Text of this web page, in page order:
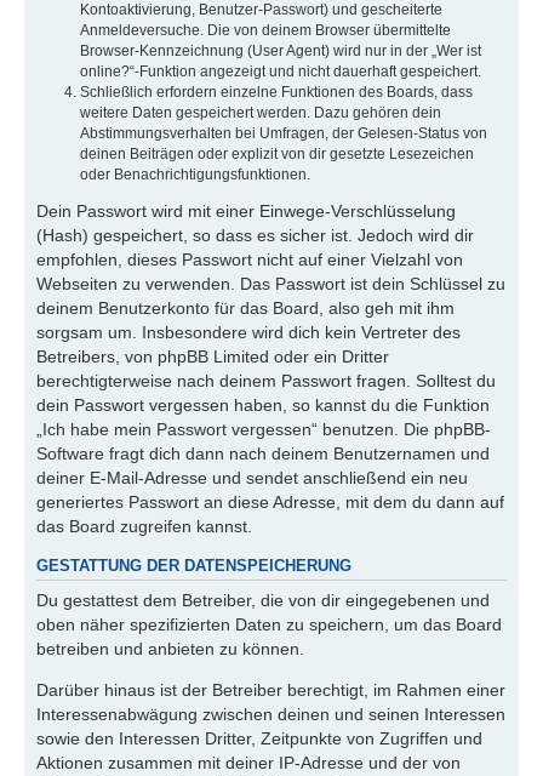
Kontoaktivierung, Benutzer-Passwort) und gescheiterte
Anmeldeversuche. Die von deinem Browser übermittelte
Browser-Kennzeichnung (User Agent) wird nur in der „Wer ist
online?“-Funktion angezeigt und nicht dauerhaft gespeichert.
Schließlich erfordern einzelne Funktionen des Boards, dass
weitere Daten gespeichert werden. Dazu gehören dein
Abstimmungsverhalten bei Umfragen, der Gelesen-Status von
deinen Beiträgen oder explizit von dir gesetzte Lesezeichen
oder Benachrichtigungsfunktionen.
Dein Passwort wird mit einer Einwege-Verschlüsselung
(Hash) gespeichert, so dass es sicher ist. Jedoch wird dir
empfohlen, dieses Passwort nicht auf einer Vielzahl von
Webseiten zu verwenden. Das Passwort ist dein Schlüssel zu
deinem Benutzerkonto für das Board, also geh mit ihm
sorgsam um. Insbesondere wird dich kein Vertreter des
Betreibers, von phpBB Limited oder ein Dritter
berechtigterweise nach deinem Passwort fragen. Solltest du
dein Passwort vergessen haben, so kannst du die Funktion
„Ich habe mein Passwort vergessen“ benutzen. Die phpBB-
Software fragt dich dann nach deinem Benutzernamen und
deiner E-Mail-Adresse und sendet anschließend ein neu
generiertes Passwort an diese Adresse, mit dem du dann auf
das Board zugreifen kannst.
GESTATTUNG DER DATENSPEICHERUNG
Du gestattest dem Betreiber, die von dir eingegebenen und
oben näher spezifizierten Daten zu speichern, um das Board
betreiben und anbieten zu können.
Darüber hinaus ist der Betreiber berechtigt, im Rahmen einer
Interessenabwägung zwischen deinen und seinen Interessen
sowie den Interessen Dritter, Zeitpunkte von Zugriffen und
Aktionen zusammen mit deiner IP-Adresse und der von